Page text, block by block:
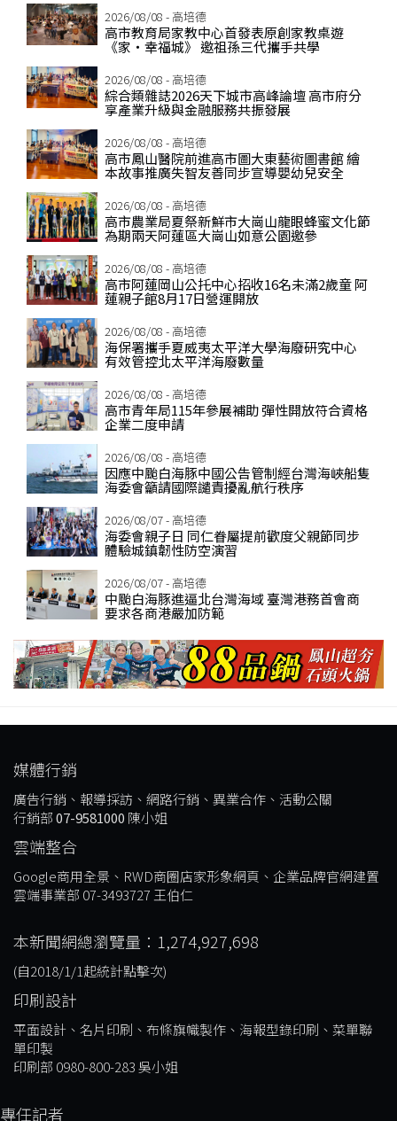
2026/08/08 - 高培德
高市教育局家教中心首發表原創家教桌遊
《家‧幸福城》 邀祖孫三代攜手共學
2026/08/08 - 高培德
綜合類雜誌2026天下城市高峰論壇 高市府分
享產業升級與金融服務共振發展
2026/08/08 - 高培德
高市鳳山醫院前進高市圖大東藝術圖書館 繪
本故事推廣失智友善同步宣導嬰幼兒安全
2026/08/08 - 高培德
高市農業局夏祭新鮮市大崗山龍眼蜂蜜文化節
為期兩天阿蓮區大崗山如意公園邀參
2026/08/08 - 高培德
高市阿蓮岡山公托中心招收16名未滿2歲童 阿
蓮親子館8月17日營運開放
2026/08/08 - 高培德
海保署攜手夏威夷太平洋大學海廢研究中心
有效管控北太平洋海廢數量
2026/08/08 - 高培德
高市青年局115年參展補助 彈性開放符合資格
企業二度申請
2026/08/08 - 高培德
因應中颱白海豚中國公告管制經台灣海峽船隻
海委會籲請國際譴責擾亂航行秩序
2026/08/07 - 高培德
海委會親子日 同仁眷屬提前歡度父親節同步
體驗城鎮韌性防空演習
2026/08/07 - 高培德
中颱白海豚進逼北台灣海域 臺灣港務首會商
要求各商港嚴加防範
媒體行銷
廣告行銷、報導採訪、網路行銷、異業合作、活動公關
行銷部07-9581000 陳小姐
雲端整合
Google商用全景、RWD商圈店家形象網頁、企業品牌官網建置
雲端事業部 07-3493727 王伯仁
本新聞網總瀏覽量：1,274,927,698
(自2018/1/1起統計點擊次)
印刷設計
平面設計、名片印刷、布條旗幟製作、海報型錄印刷、菜單聯
單印製
印刷部 0980-800-283 吳小姐
專任記者